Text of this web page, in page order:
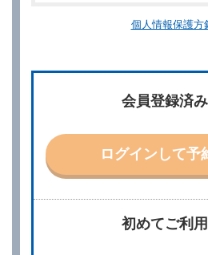
別に定める料金表等に同意の
他の借受条件（以下「借受条
示して予約の申込みを行うこ
社は、電話連絡並びに電子メ
責任を負わないものとします。
当社は、借受人から予約の申
則として、当社の保有するレ
個人情報保護方
初めてご利
会員登録済
ログインして予